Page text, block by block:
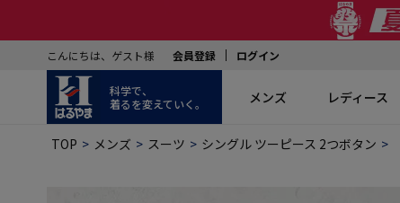
こんにちは、ゲスト様 会員登録 ログイン
科学で、
着るを変えていく。
メンズ レディース
TOP メンズ スーツ シングル ツーピース 2つボタン